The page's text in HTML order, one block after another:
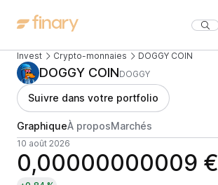
Invest Crypto-monnaies DOGGY COIN
DOGGY COINDOGGY
Suivre dans votre portfolio
GraphiqueÀ proposMarchés
10 août 2026
0,00000000009 €